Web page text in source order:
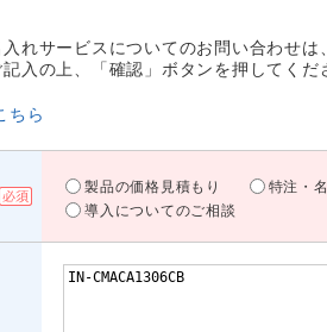
れサービスについてのお問い合わせは
入の上、「確認」ボタンを押してくだ
ちら
製品の価格見積もり
特注・
導入についてのご相談